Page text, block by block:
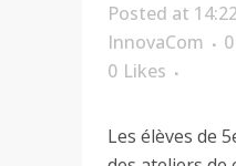
Posted at
InnovaCom
0 Likes
Les élèves de